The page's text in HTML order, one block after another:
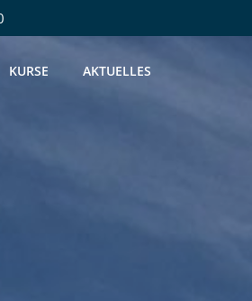
KURSE AKTUELLES